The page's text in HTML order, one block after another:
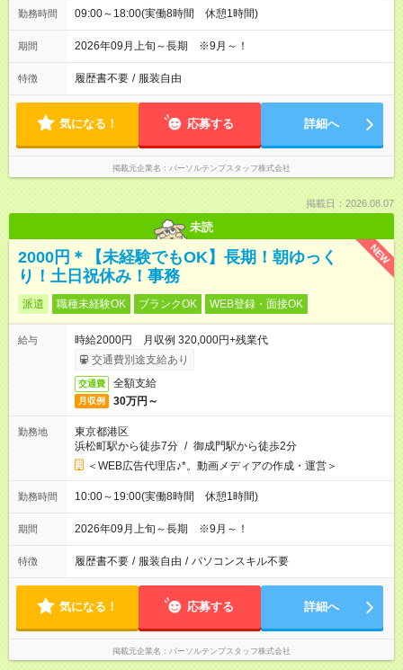
勤務時間 09:00～18:00(実働8時間 休憩1時間)
期間 2026年09月上旬～長期 ※9月～！
特徴 履歴書不要 / 服装自由
気になる！ 応募する 詳細へ
掲載元企業名 パーソルテンプスタッフ株式会社
掲載日：2026.08.07
未読
NEW
2000円＊【未経験でもOK】長期！朝ゆっく
り！土日祝休み！事務
派遣 職種未経験OK ブランクOK WEB登録・面接OK
給与
時給2000円 月収例 320,000円+残業代
交通費別途支給あり
交通費 全額支給
月収例 30万円～
勤務地
東京都港区
浜松町駅から徒歩7分 / 御成門駅から徒歩2分
＜WEB広告代理店♪*。動画メディアの作成・運営＞
勤務時間 10:00～19:00(実働8時間 休憩1時間)
期間 2026年09月上旬～長期 ※9月～！
特徴 履歴書不要 / 服装自由 / パソコンスキル不要
気になる！ 応募する 詳細へ
掲載元企業名 パーソルテンプスタッフ株式会社